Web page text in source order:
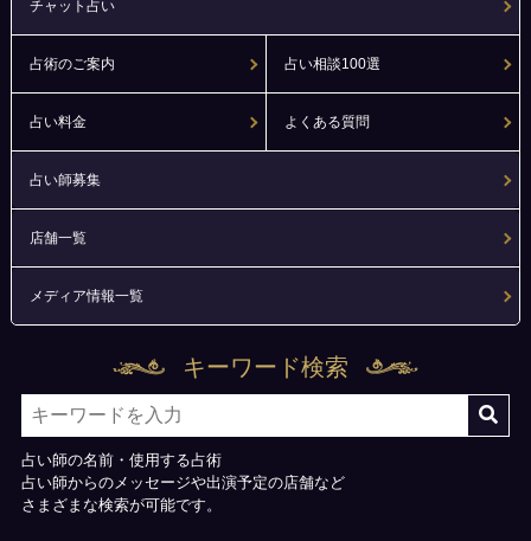
チャット占い
占術のご案内 占い相談100選
占い料金 よくある質問
占い師募集
店舗一覧
メディア情報一覧
キーワード検索
占い師の名前・使用する占術
占い師からのメッセージや出演予定の店舗など
さまざまな検索が可能です。